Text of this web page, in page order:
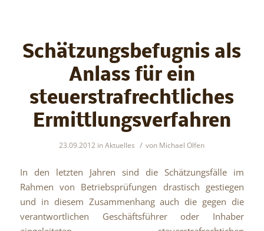
Schätzungsbefugnis als
Anlass für ein
steuerstrafrechtliches
Ermittlungsverfahren
23.09.2012 inAktuelles / von Michael Olfen
In den letzten Jahren sind die Schätzungsfälle im
Rahmen von Betriebsprüfungen drastisch gestiegen
und in diesem Zusammenhang auch die gegen die
verantwortlichen Geschäftsführer oder Inhaber